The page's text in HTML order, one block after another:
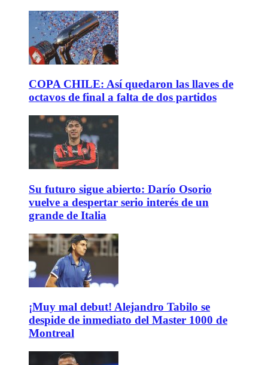
COPA CHILE: Así quedaron las llaves de
octavos de final a falta de dos partidos
Su futuro sigue abierto: Darío Osorio
vuelve a despertar serio interés de un
grande de Italia
¡Muy mal debut! Alejandro Tabilo se
despide de inmediato del Master 1000 de
Montreal